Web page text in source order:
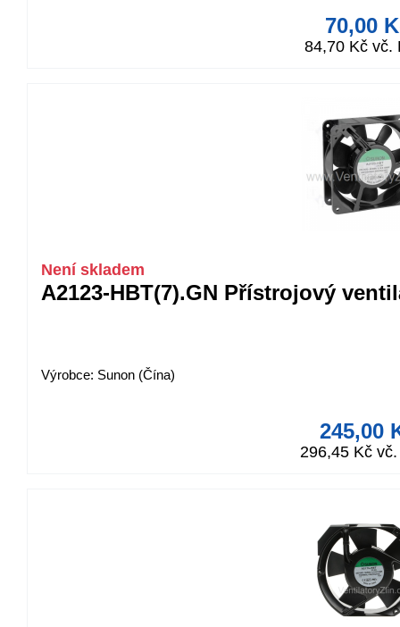
70,00
84,70 Kč vč.
Není skladem
A2123-HBT(7).GN Přístrojový
Výrobce: Sunon (Čína)
245,00
296,45 Kč